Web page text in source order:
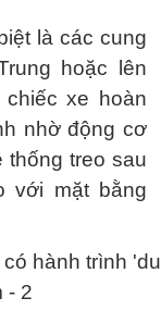
là các cung
hoặc lên
xe hoàn
nhờ động cơ
treo sau
với mặt bằng